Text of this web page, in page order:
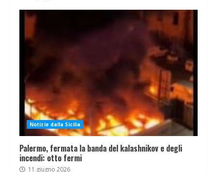
Notizie dalla Sicilia
Palermo, fermata la banda del kalashnikov e degli
incendi: otto fermi
11 giugno 2026